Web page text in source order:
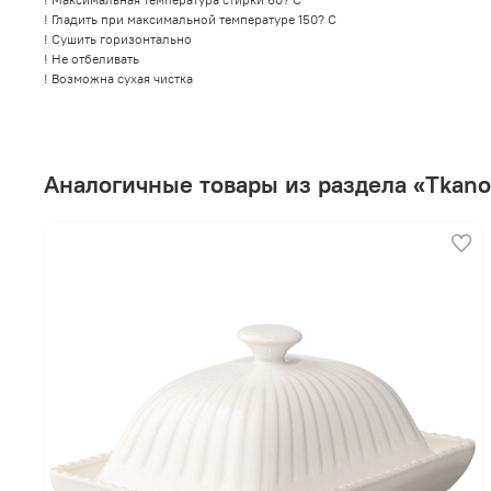
! Гладить при максимальной температуре 150? C
! Сушить горизонтально
! Не отбеливать
! Возможна сухая чистка
Аналогичные товары из раздела